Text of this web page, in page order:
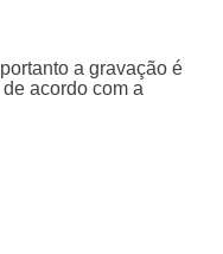
a gravação é
acordo com a